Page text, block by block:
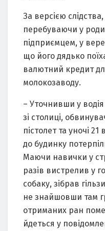
За версією
перебуваючи у
підприємцем, у
що його дядько
валютний кредит
молокозаводу.
– Уточнивши у
зі столиці,
пістолет та уночі
до будинку
Маючи навички у
разів вистрелив у
собаку, зібрав
не знайшовши там
отриманих ран
йдеться у